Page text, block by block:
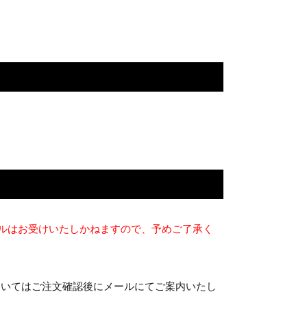
お受けいたしかねますので、予めご了承く
てはご注文確認後にメールにてご案内いたし